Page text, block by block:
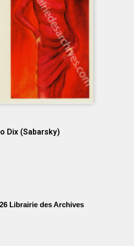
Dix (Sabarsky)
Librairie des Archives